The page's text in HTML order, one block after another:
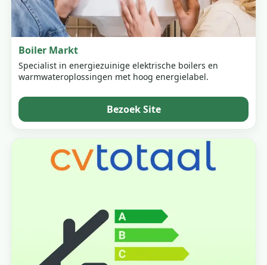
Boiler Markt
Specialist in energiezuinige elektrische boilers en
warmwateroplossingen met hoog energielabel.
Bezoek Site